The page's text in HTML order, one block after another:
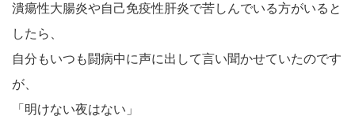
潰瘍性大腸炎や自己免疫性肝炎で苦しんでいる方がいると
したら、
自分もいつも闘病中に声に出して言い聞かせていたのです
が、
「明けない夜はない」